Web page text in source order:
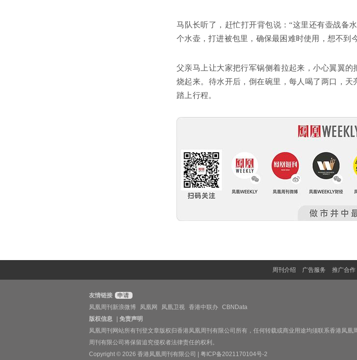
马队长听了，赶忙打开背包说：“这里还有壶战备
个水壶，打进被包里，确保最困难时使用，想不到
父亲马上让大家把行军锅侧着拉起来，小心翼翼
烧起来。待水开后，倒在碗里，每人喝了两口，
踏上行程。
周刊介绍 广告服务 推广合作
友情链接
申请
凤凰周刊新浪微博
凤凰网 凤凰卫视 香港中联办 CBNData
版权信息
免责声明
凤凰周刊网站所有刊登文章版权归香港凤凰周刊有限公司所有，任何转载或商业用途均须联系香港凤
周刊有限公司将保留追究侵权者法律责任的权利。
Copyright © 2026 香港凤凰周刊有限公司 | 粤ICP备2021170104号-2